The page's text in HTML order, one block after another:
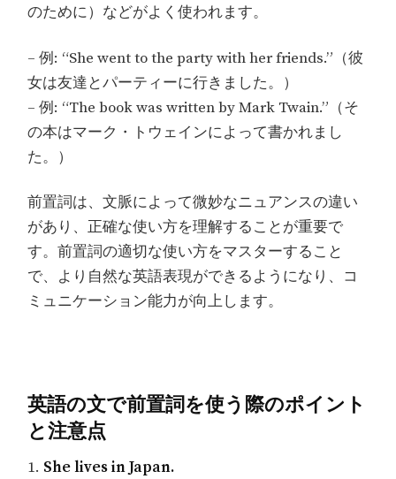
のために）などがよく使われます。
– 例: “She went to the party with her friends.”（彼
女は友達とパーティーに行きました。）
– 例: “The book was written by Mark Twain.”（そ
の本はマーク・トウェインによって書かれまし
た。）
前置詞は、文脈によって微妙なニュアンスの違い
があり、正確な使い方を理解することが重要で
す。前置詞の適切な使い方をマスターすること
で、より自然な英語表現ができるようになり、コ
ミュニケーション能力が向上します。
英語の文で前置詞を使う際のポイント
と注意点
1. She lives in Japan.